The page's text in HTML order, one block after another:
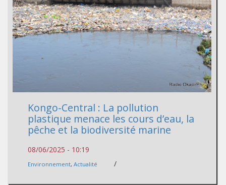
Kongo-Central : La pollution
plastique menace les cours d’eau, la
pêche et la biodiversité marine
08/06/2025 - 10:19
Environnement, Actualité /